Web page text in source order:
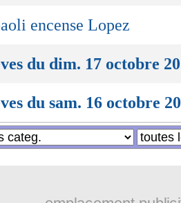
encense Lopez
du dim. 17 octobre
du sam. 16 octobre